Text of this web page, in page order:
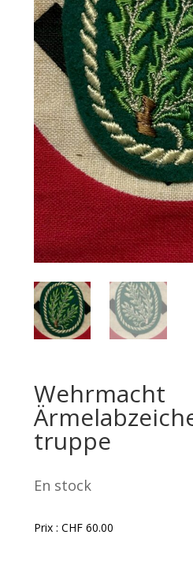
Wehrmacht
truppe
En stock
Prix : CHF60.00